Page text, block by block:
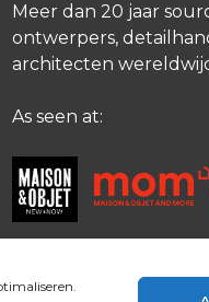
Meer dan 20 jaar
ontwerpers,
architecten
As seen at: